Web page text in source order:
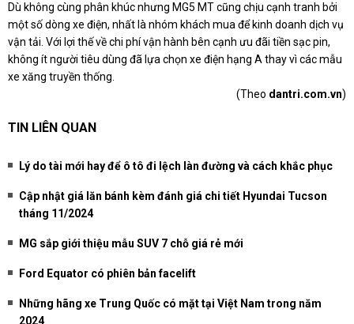
Dù không cùng phân khúc nhưng MG5 MT cũng chịu cạnh tranh bởi
một số dòng xe điện, nhất là nhóm khách mua để kinh doanh dịch vụ
vận tải. Với lợi thế về chi phí vận hành bên cạnh ưu đãi tiền sạc pin,
không ít người tiêu dùng đã lựa chọn xe điện hạng A thay vì các mẫu
xe xăng truyền thống.
(Theo dantri.com.vn)
TIN LIÊN QUAN
Lý do tài mới hay để ô tô đi lệch làn đường và cách khắc phục
Cập nhật giá lăn bánh kèm đánh giá chi tiết Hyundai Tucson
tháng 11/2024
MG sắp giới thiệu mẫu SUV 7 chỗ giá rẻ mới
Ford Equator có phiên bản facelift
Những hãng xe Trung Quốc có mặt tại Việt Nam trong năm
2024